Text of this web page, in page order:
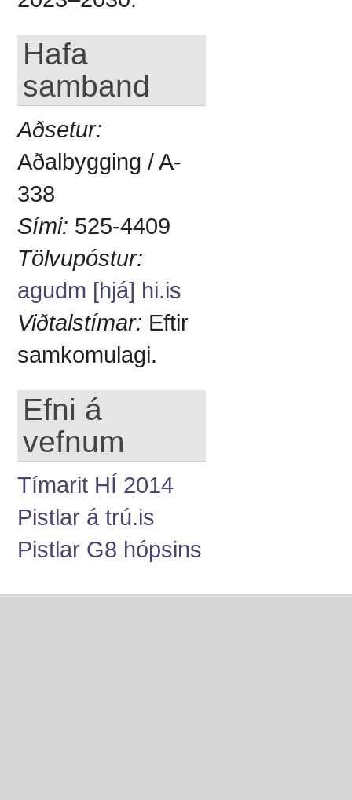
Hafa
samband
Aðsetur:
Aðalbygging / A-
338
Sími: 525-4409
Tölvupóstur:
agudm [hjá] hi.is
Viðtalstímar: Eftir
samkomulagi.
Efni á
vefnum
Tímarit HÍ 2014
Pistlar á trú.is
Pistlar G8 hópsins